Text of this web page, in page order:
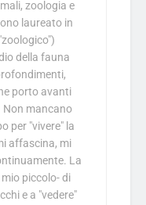
zoologia e
laureato in
della fauna
porto avanti
Non mancano
per "vivere" la
affascina, mi
La
piccolo- di
e a "vedere"